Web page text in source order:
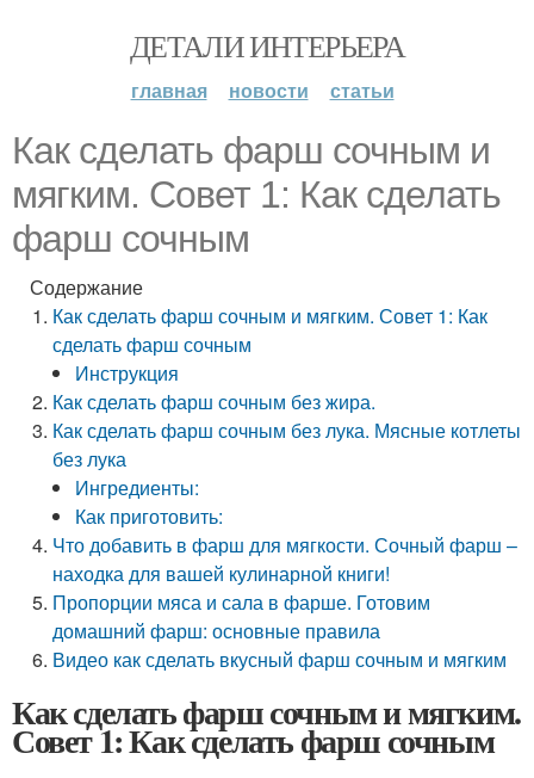
ДЕТАЛИ ИНТЕРЬЕРА
главная новости статьи
Как сделать фарш сочным и
мягким. Совет 1: Как сделать
фарш сочным
Содержание
Как сделать фарш сочным и мягким. Совет 1: Как
сделать фарш сочным
Инструкция
Как сделать фарш сочным без жира.
Как сделать фарш сочным без лука. Мясные котлеты
без лука
Ингредиенты:
Как приготовить:
Что добавить в фарш для мягкости. Сочный фарш –
находка для вашей кулинарной книги!
Пропорции мяса и сала в фарше. Готовим
домашний фарш: основные правила
Видео как сделать вкусный фарш сочным и мягким
Как сделать фарш сочным и мягким.
Совет 1: Как сделать фарш сочным